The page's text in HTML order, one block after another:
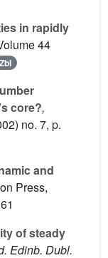
in rapidly
44
Zbl
core?,
no. 7, p.
and
Press,
of steady
Edinb. Dubl.